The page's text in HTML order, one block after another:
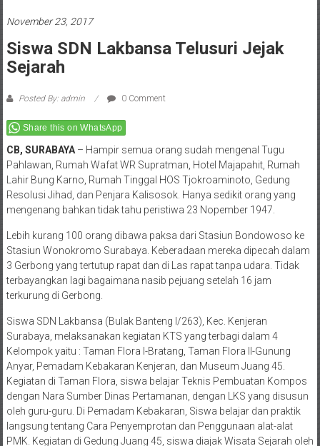
November 23, 2017
Siswa SDN Lakbansa Telusuri Jejak
Sejarah
Posted By: admin 0 Comment
Share this on WhatsApp
CB, SURABAYA– Hampir semua orang sudah mengenal Tugu
Pahlawan, Rumah Wafat WR Supratman, Hotel Majapahit, Rumah
Lahir Bung Karno, Rumah Tinggal HOS Tjokroaminoto, Gedung
Resolusi Jihad, dan Penjara Kalisosok. Hanya sedikit orang yang
mengenang bahkan tidak tahu peristiwa 23 Nopember 1947.
Lebih kurang 100 orang dibawa paksa dari Stasiun Bondowoso ke
Stasiun Wonokromo Surabaya. Keberadaan mereka dipecah dalam
3 Gerbong yang tertutup rapat dan di Las rapat tanpa udara. Tidak
terbayangkan lagi bagaimana nasib pejuang setelah 16 jam
terkurung di Gerbong.
Siswa SDN Lakbansa (Bulak Banteng I/263), Kec. Kenjeran
Surabaya, melaksanakan kegiatan KTS yang terbagi dalam 4
Kelompok yaitu : Taman Flora I-Bratang, Taman Flora II-Gunung
Anyar, Pemadam Kebakaran Kenjeran, dan Museum Juang 45.
Kegiatan di Taman Flora, siswa belajar Teknis Pembuatan Kompos
dengan Nara Sumber Dinas Pertamanan, dengan LKS yang disusun
oleh guru-guru. Di Pemadam Kebakaran, Siswa belajar dan praktik
langsung tentang Cara Penyemprotan dan Penggunaan alat-alat
PMK. Kegiatan di Gedung Juang 45, siswa diajak Wisata Sejarah oleh